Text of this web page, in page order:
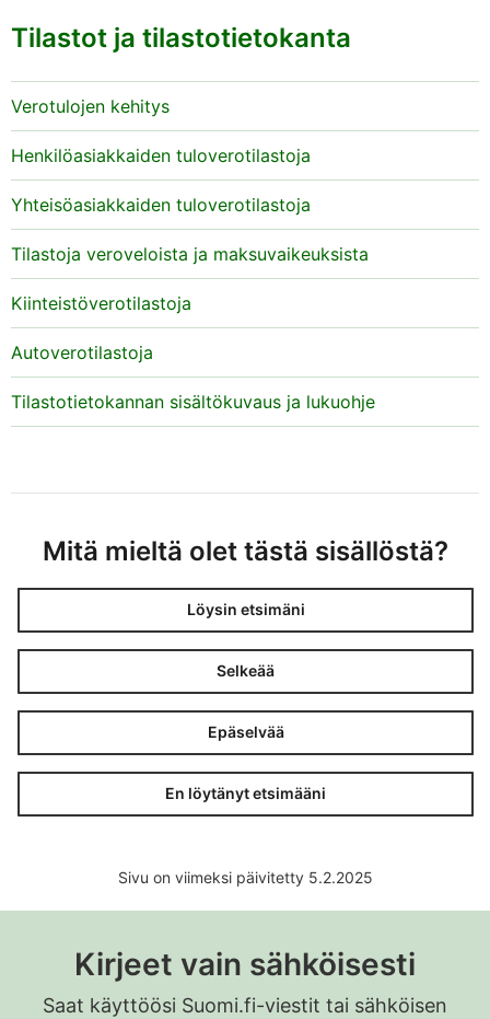
Tilastot ja tilastotietokanta
Verotulojen kehitys
Henkilöasiakkaiden tuloverotilastoja
Yhteisöasiakkaiden tuloverotilastoja
Tilastoja veroveloista ja maksuvaikeuksista
Kiinteistöverotilastoja
Autoverotilastoja
Tilastotietokannan sisältökuvaus ja lukuohje
Mitä mieltä olet tästä sisällöstä?
Löysin etsimäni
Selkeää
Epäselvää
En löytänyt etsimääni
Sivu on viimeksi päivitetty 5.2.2025
Kirjeet vain sähköisesti
Saat käyttöösi Suomi.fi-viestit tai sähköisen